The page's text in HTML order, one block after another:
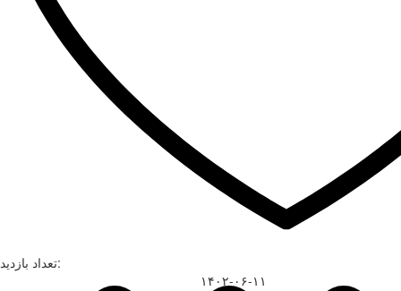
تعداد بازدید:
۱۴۰۲-۰۶-۱۱